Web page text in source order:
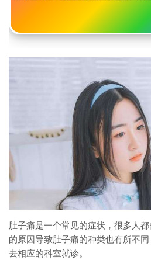
肚子痛是一个常见的症状，很多人
的原因导致肚子痛的种类也有所不
去相应的科室就诊。